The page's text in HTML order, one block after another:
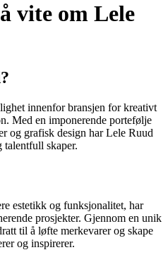
vite om Lele
innenfor bransjen for kreativt
Med en imponerende portefølje
og grafisk design har Lele Ruud
talentfull skaper.
estetikk og funksjonalitet, har
prosjekter. Gjennom en unik
til å løfte merkevarer og skape
og inspirerer.